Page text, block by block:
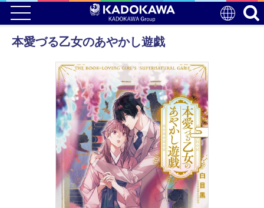
本愛づる乙女のあやかし遊戯